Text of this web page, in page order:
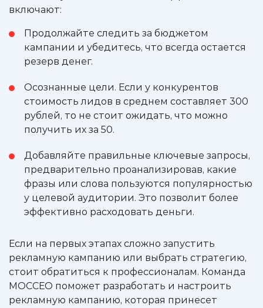
включают:
Продолжайте следить за бюджетом
кампании и убедитесь, что всегда остается
резерв денег.
Осознанные цели. Если у конкурентов
стоимость лидов в среднем составляет 300
рублей, то не стоит ожидать, что можно
получить их за 50.
Добавляйте правильные ключевые запросы,
предварительно проанализировав, какие
фразы или слова пользуются популярностью
у целевой аудитории. Это позволит более
эффективно расходовать деньги.
Если на первых этапах сложно запустить
рекламную кампанию или выбрать стратегию,
стоит обратиться к профессионалам. Команда
МОССЕО поможет разработать и настроить
рекламную кампанию, которая принесет